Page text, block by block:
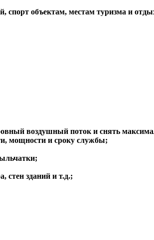
спорт объектам, местам туризма и
воздушный поток и снять
мощности и сроку службы;
стен зданий и т.д.;